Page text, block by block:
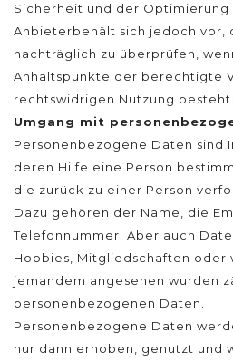
Sicherheit und der Optimierung
Anbieterbehält sich jedoch vor,
nachträglich zu überprüfen,
Anhaltspunkte der berechtigte
rechtswidrigen Nutzung besteht.
Umgang mit
Personenbezogene Daten sind
deren Hilfe eine Person
die zurück zu einer Person
Dazu gehören der Name, die
Telefonnummer. Aber auch
Hobbies, Mitgliedschaften oder
jemandem angesehen wurden
personenbezogenen Daten.
Personenbezogene Daten
nur dann erhoben, genutzt und